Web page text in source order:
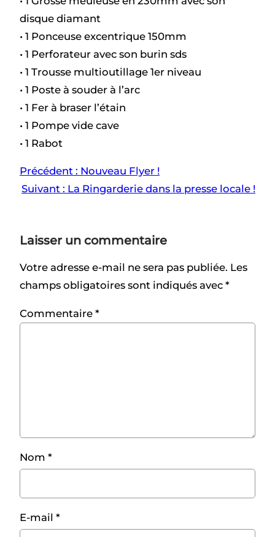
disque diamant
• 1 Ponceuse excentrique 150mm
• 1 Perforateur avec son burin sds
• 1 Trousse multioutillage 1er niveau
• 1 Poste à souder à l’arc
• 1 Fer à braser l’étain
• 1 Pompe vide cave
• 1 Rabot
Précédent : Nouveau Flyer !
Suivant : La Ringarderie dans la presse locale !
Laisser un commentaire
Votre adresse e-mail ne sera pas publiée. Les
champs obligatoires sont indiqués avec *
Commentaire *
Nom *
E-mail *